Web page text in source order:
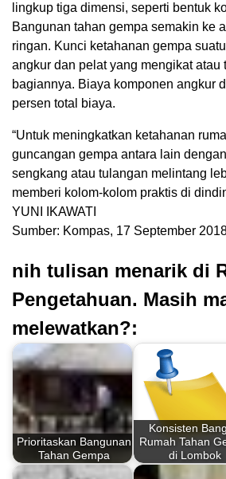
lingkup tiga dimensi, seperti bentuk
Bangunan tahan gempa semakin ke
ringan. Kunci ketahanan gempa
angkur dan pelat yang mengikat atau
bagiannya. Biaya komponen angkur
persen total biaya.
“Untuk meningkatkan ketahanan
guncangan gempa antara lain
sengkang atau tulangan melintang
memberi kolom-kolom praktis di
YUNI IKAWATI
Sumber: Kompas, 17 September
nih tulisan menarik di
Pengetahuan. Masih
melewatkan?:
Prioritaskan Bangunan
Tahan Gempa
Konsisten
Rumah Tahan
di Lombok